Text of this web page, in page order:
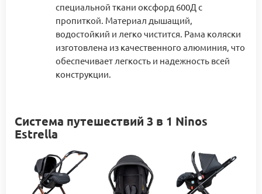
специальной ткани оксфорд 600Д с
пропиткой. Материал дышащий,
водостойкий и легко чистится. Рама коляски
изготовлена из качественного алюминия, что
обеспечивает легкость и надежность всей
конструкции.
Система путешествий 3 в 1 Ninos
Estrella